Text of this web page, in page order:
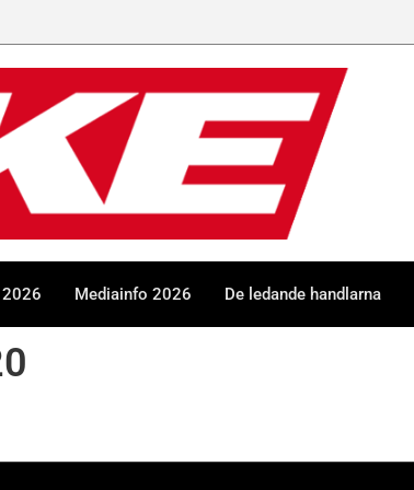
Mediainfo 2026 De ledande handlarna